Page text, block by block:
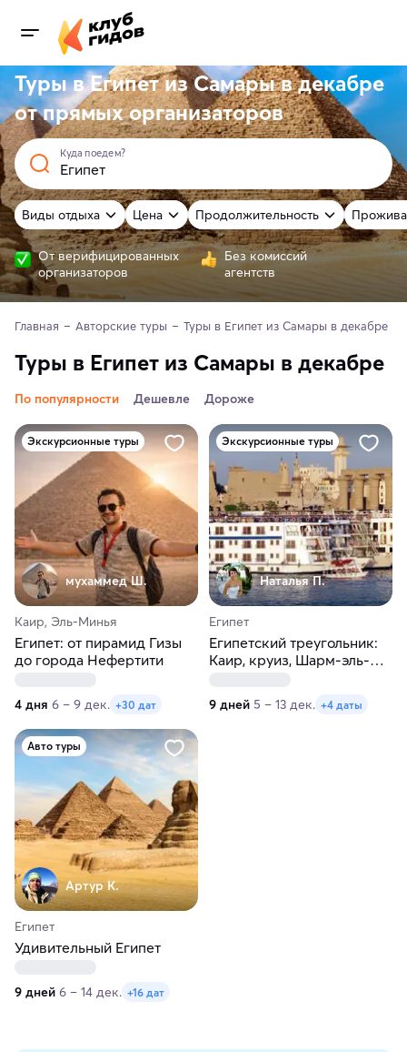
Туры в Египет из Самары в декабре
отпрямыхорганизаторов
Куда поедем?
Виды отдыха Цена Продолжительность
От верифицированных
организаторов
Без комиссий
агентств
Главная Авторские туры Туры в Египет из Самары в декабре
Туры в Египет из Самары в декабре
По популярности Дешевле Дороже
Экскурсионные туры
мухаммед Ш.
Каир, Эль-Минья
Египет: от пирамид Гизы
до города Нефертити
4 дня 6 – 9 дек. +30 дат
Экскурсионные туры
Наталья П.
Египет
Египетский треугольник:
Каир, круиз, Шарм-эль-
9 дней 5 – 13 дек. +4 даты
Авто туры
Артур К.
Египет
Удивительный Египет
9 дней 6 – 14 дек. +16 дат